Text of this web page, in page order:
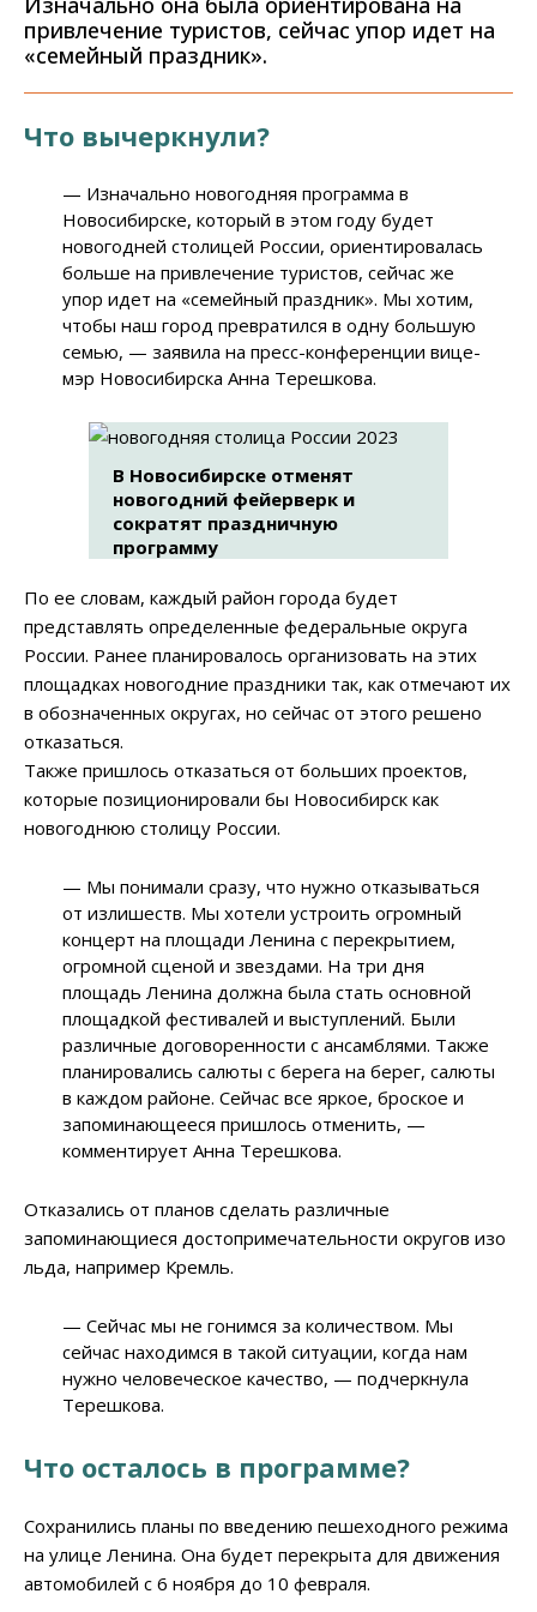
привлечение туристов, сейчас упор идет на
«семейный праздник».
Что вычеркнули?
— Изначально новогодняя программа в
Новосибирске, который в этом году будет
новогодней столицей России, ориентировалась
больше на привлечение туристов, сейчас же
упор идет на «семейный праздник». Мы хотим,
чтобы наш город превратился в одну большую
семью, — заявила на пресс-конференции вице-
мэр Новосибирска Анна Терешкова.
В Новосибирске отменят
новогодний фейерверк и
сократят праздничную
программу
По ее словам, каждый район города будет
представлять определенные федеральные округа
России. Ранее планировалось организовать на этих
площадках новогодние праздники так, как отмечают их
в обозначенных округах, но сейчас от этого решено
отказаться.
Также пришлось отказаться от больших проектов,
которые позиционировали бы Новосибирск как
новогоднюю столицу России.
— Мы понимали сразу, что нужно отказываться
от излишеств. Мы хотели устроить огромный
концерт на площади Ленина с перекрытием,
огромной сценой и звездами. На три дня
площадь Ленина должна была стать основной
площадкой фестивалей и выступлений. Были
различные договоренности с ансамблями. Также
планировались салюты с берега на берег, салюты
в каждом районе. Сейчас все яркое, броское и
запоминающееся пришлось отменить, —
комментирует Анна Терешкова.
Отказались от планов сделать различные
запоминающиеся достопримечательности округов изо
льда, например Кремль.
— Сейчас мы не гонимся за количеством. Мы
сейчас находимся в такой ситуации, когда нам
нужно человеческое качество, — подчеркнула
Терешкова.
Что осталось в программе?
Сохранились планы по введению пешеходного режима
на улице Ленина. Она будет перекрыта для движения
автомобилей с 6 ноября до 10 февраля.